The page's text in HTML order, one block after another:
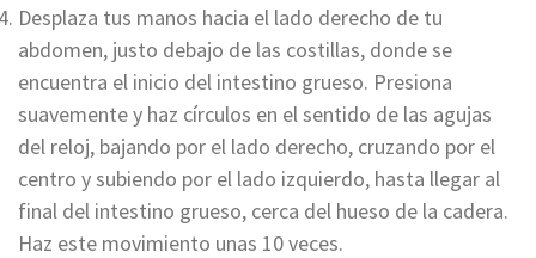
Desplaza tus manos hacia el lado derecho de tu
abdomen, justo debajo de las costillas, donde se
encuentra el inicio del intestino grueso. Presiona
suavemente y haz círculos en el sentido de las agujas
del reloj, bajando por el lado derecho, cruzando por el
centro y subiendo por el lado izquierdo, hasta llegar al
final del intestino grueso, cerca del hueso de la cadera.
Haz este movimiento unas 10 veces.